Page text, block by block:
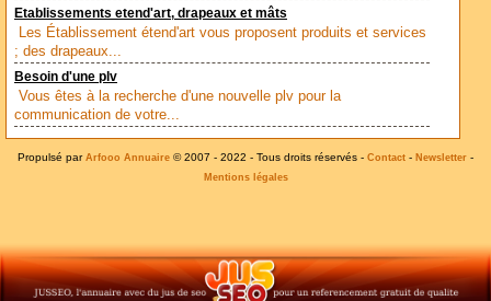
Etablissements etend'art, drapeaux et mâts
Les Établissement étend'art vous proposent produits et services
; des drapeaux...
Besoin d'une plv
Vous êtes à la recherche d'une nouvelle plv pour la
communication de votre...
Propulsé par Arfooo Annuaire © 2007 - 2022 - Tous droits réservés - Contact - Newsletter -
Mentions légales